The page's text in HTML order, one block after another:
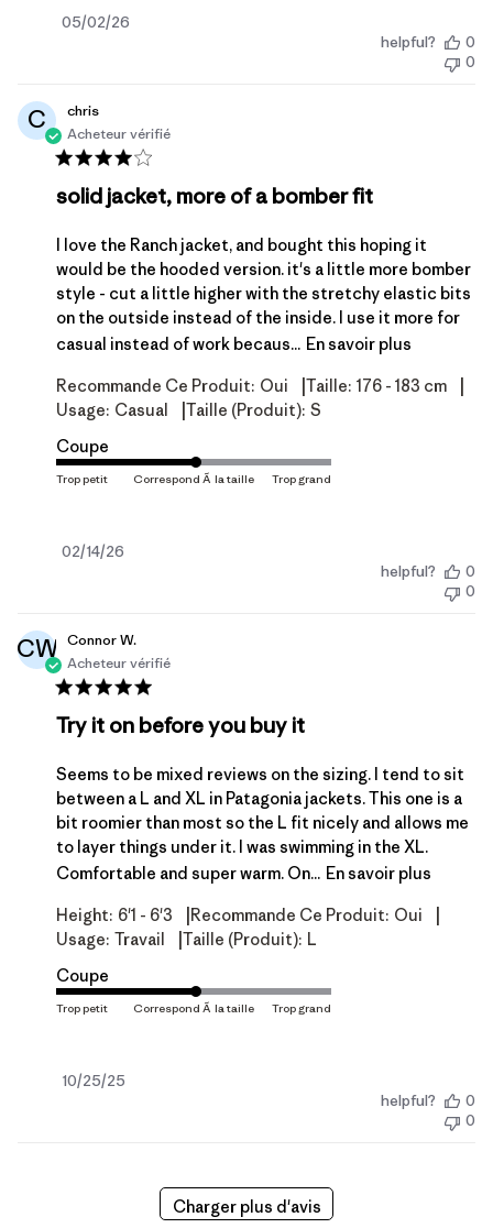
Date
05/02/26
helpful?
0
0
C
chris
Acheteur vérifié
solid jacket, more of a bomber fit
I love the Ranch jacket, and bought this hoping it
would be the hooded version. it's a little more bomber
style - cut a little higher with the stretchy elastic bits
on the outside instead of the inside. I use it more for
casual instead of work becaus... En savoir plus
Recommande Ce Produit: Oui Taille: 176 - 183 cm
Usage: Casual Taille (produit): S
Coupe
Date
02/14/26
helpful?
0
0
CW Connor W.
Acheteur vérifié
Try it on before you buy it
Seems to be mixed reviews on the sizing. I tend to sit
between a L and XL in Patagonia jackets. This one is a
bit roomier than most so the L fit nicely and allows me
to layer things under it. I was swimming in the XL.
Comfortable and super warm. On... En savoir plus
Height: 6'1 - 6'3 Recommande Ce Produit: Oui
Usage: Travail Taille (produit): L
Coupe
Date
10/25/25
helpful?
0
0
Charger plus d'avis